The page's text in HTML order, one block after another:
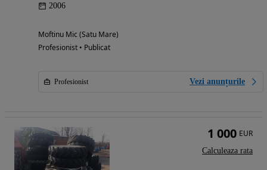
2006
Moftinu Mic (Satu Mare)
Profesionist • Publicat
Profesionist Vezi anunțurile
1 000 EUR
Calculeaza rata